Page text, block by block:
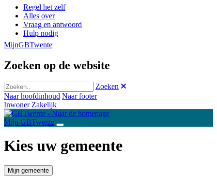
Regel het zelf
Alles over
Vraag en antwoord
Hulp nodig
MijnGBTwente
Zoeken op de website
Zoeken
Naar hoofdinhoud Naar footer
Inwoner Zakelijk
Mijn GBTwente
Kies uw gemeente
Mijn gemeente